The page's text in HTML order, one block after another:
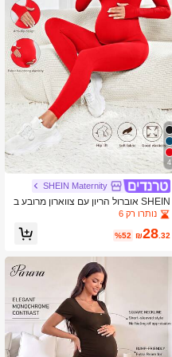
4
SHEIN Maternity
SHEIN אוברול הריון עם צווארון מרובע ב
צבע אחיד
נותרו רק 6
₪28.32
%52